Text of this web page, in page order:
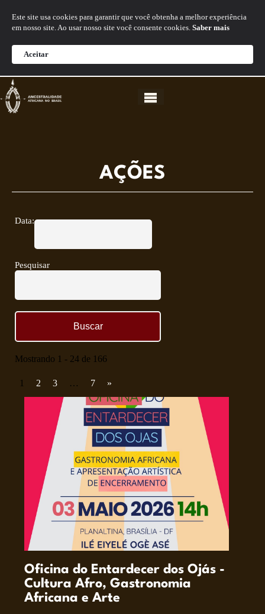
AÇÕES
Data:
Pesquisar
Mostrando 1 - 24 de 166
1 2 3 … 7 »
Oficina do Entardecer dos Ojás -
Cultura Afro, Gastronomia
Africana e Arte
Este site usa cookies para garantir que você obtenha a melhor experiência
em nosso site. Ao usar nosso site você consente cookies. Saber mais
Aceitar